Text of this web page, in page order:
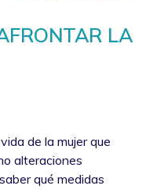
LA
de la mujer que
alteraciones
qué medidas